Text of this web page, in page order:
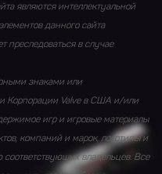
являются интеллектуальной
данного сайта
преследоваться в случае
знаками или
Корпорации Valve в США и/или
игр и игровые материалы
компаний и марок, логотипы и
соответствующих владельцев. Все